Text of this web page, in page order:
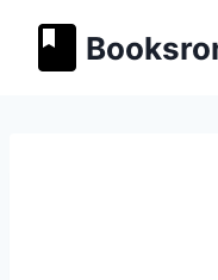
содержимому